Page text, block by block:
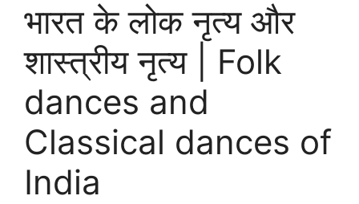
भारत के लोक नृत्य और
शास्त्रीय नृत्य | Folk
dances and
Classical dances of
India